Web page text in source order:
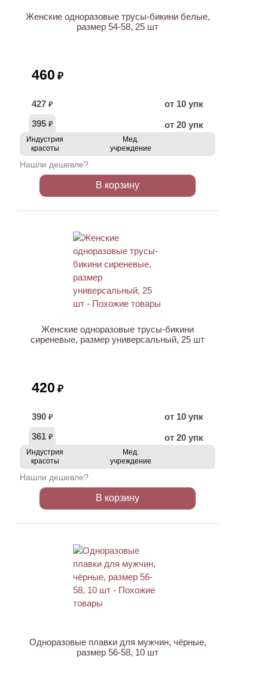
Женские одноразовые трусы-бикини белые,
размер 54-58, 25 шт
460 ₽
427 ₽
от 10 упк
395 ₽ от 20 упк
Индустрия
красоты
Мед.
учреждение
Нашли дешевле?
В корзину
Женские одноразовые трусы-бикини
сиреневые, размер универсальный, 25 шт
420 ₽
390 ₽
от 10 упк
361 ₽ от 20 упк
Индустрия
красоты
Мед.
учреждение
Нашли дешевле?
В корзину
Одноразовые плавки для мужчин, чёрные,
размер 56-58, 10 шт